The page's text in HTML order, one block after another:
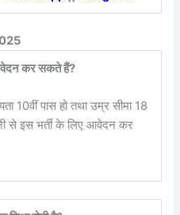
कर सकते हैं?
10वीं पास हो तथा उम्र सीमा 18
से इस भर्ती के लिए आवेदन कर